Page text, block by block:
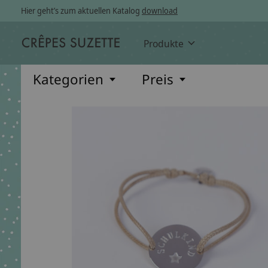
Hier geht’s zum aktuellen Katalog download
Produkte
Kategorien Preis